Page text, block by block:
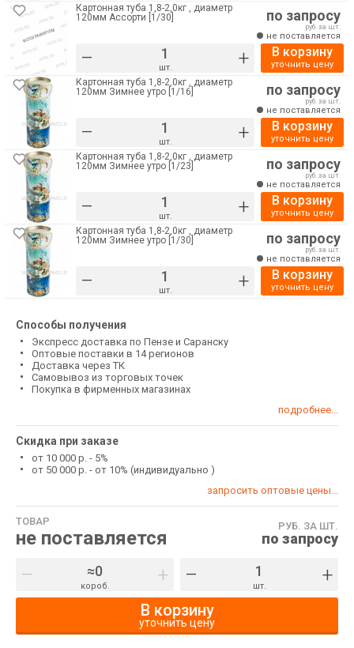
Картонная туба 1,8-2,0кг , диаметр
120мм Ассорти [1/30]
– шт. +
по запросу
руб. за шт.
не поставляется
В корзину
уточнить цену
Картонная туба 1,8-2,0кг , диаметр
120мм Зимнее утро [1/16]
– шт. +
по запросу
руб. за шт.
не поставляется
В корзину
уточнить цену
Картонная туба 1,8-2,0кг , диаметр
120мм Зимнее утро [1/23]
– шт. +
по запросу
руб. за шт.
не поставляется
В корзину
уточнить цену
Картонная туба 1,8-2,0кг , диаметр
120мм Зимнее утро [1/30]
– шт. +
по запросу
руб. за шт.
не поставляется
В корзину
уточнить цену
Способы получения
Экспресс доставка по Пензе и Саранску
Оптовые поставки в 14 регионов
Доставка через ТК
Самовывоз из торговых точек
Покупка в фирменных магазинах
подробнее...
Скидка при заказе
от 10 000 р. - 5%
от 50 000 р. - от 10% (индивидуально )
запросить оптовые цены...
ТОВАР
не поставляется
РУБ. ЗА ШТ.
по запросу
– короб. + – шт. +
В корзину
уточнить цену